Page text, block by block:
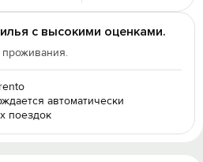
с высокими оценками.
автоматически
поездок